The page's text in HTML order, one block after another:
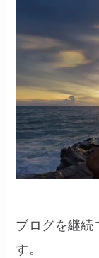
ブログを継続
す。